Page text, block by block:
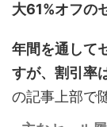
大61%オフの
年間を通して
すが、割引率
の記事上部で